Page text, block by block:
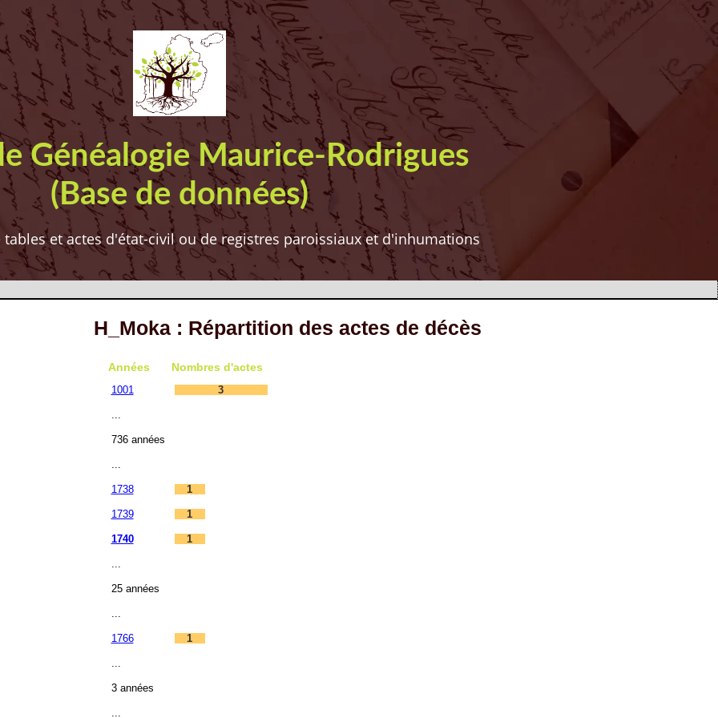
Généalogie Maurice-Rodrigues
(Base de données)
et actes d'état-civil ou de registres paroissiaux et d'inhumations
H_Moka : Répartition des actes de décès
Années Nombres d'actes
1001 3
736 années
1738 1
1739 1
1740 1
25 années
1766 1
3 années